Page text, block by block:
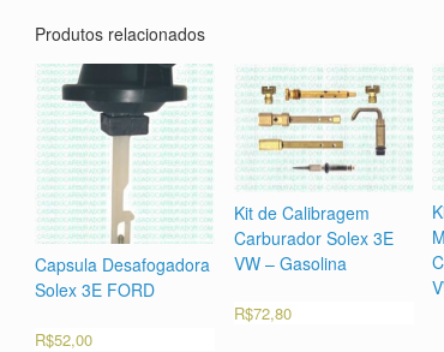
Produtos relacionados
Capsula Desafogadora
Solex 3E FORD
R$52,00
Kit de Calibragem
Carburador Solex 3E
VW – Gasolina
R$72,80